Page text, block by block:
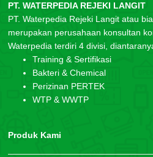
PT. WATERPEDIA REJEKI LANGIT
PT. Waterpedia Rejeki Langit atau
merupakan perusahaan konsultan
Waterpedia terdiri 4 divisi,
Training & Sertifikasi
Bakteri & Chemical
Perizinan PERTEK
WTP & WWTP
Produk Kami